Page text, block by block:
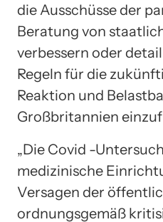
die Ausschüsse der
Beratung von
verbessern oder
Regeln für die
Reaktion und
Großbritannien
„Die Covid -
medizinische
Versagen der
ordnungsgemäß